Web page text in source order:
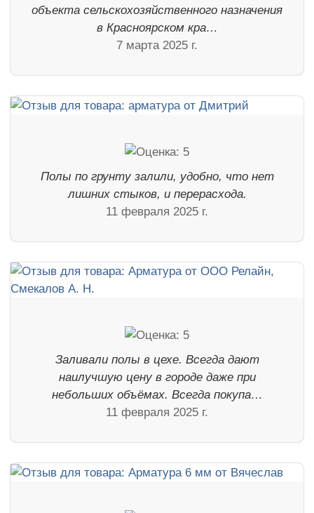
объекта сельскохозяйственного назначения
в Красноярском кра…
7 марта 2025 г.
Полы по грунту залили, удобно, что нет
лишних стыков, и перерасхода.
11 февраля 2025 г.
Заливали полы в цехе. Всегда дают
наилучшую цену в городе даже при
небольших объёмах. Всегда покупа…
11 февраля 2025 г.